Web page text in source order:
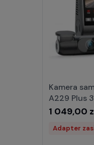
Kamera
A229 Plus
1 049,00
Adapter